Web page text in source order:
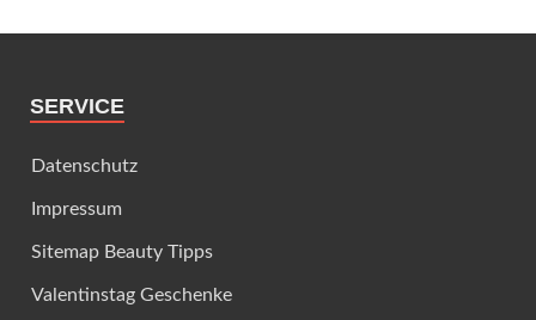
SERVICE
Datenschutz
Impressum
Sitemap Beauty Tipps
Valentinstag Geschenke